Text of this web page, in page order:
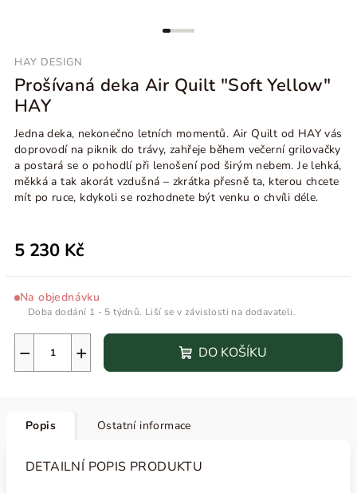
HAY DESIGN
Prošívaná deka Air Quilt "Soft Yellow"
HAY
Jedna deka, nekonečno letních momentů. Air Quilt od HAY vás
doprovodí na piknik do trávy, zahřeje během večerní grilovačky
a postará se o pohodlí při lenošení pod širým nebem. Je lehká,
měkká a tak akorát vzdušná – zkrátka přesně ta, kterou chcete
mít po ruce, kdykoli se rozhodnete být venku o chvíli déle.
5 230 Kč
Na objednávku
Doba dodání 1 - 5 týdnů. Liší se v závislosti na dodavateli.
+
− DO KOŠÍKU
Popis Ostatní informace
DETAILNÍ POPIS PRODUKTU